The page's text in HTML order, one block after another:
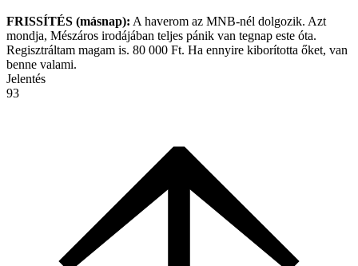
FRISSÍTÉS (másnap): A haverom az MNB-nél dolgozik. Azt
mondja, Mészáros irodájában teljes pánik van tegnap este óta.
Regisztráltam magam is. 80 000 Ft. Ha ennyire kiborította őket, van
benne valami.
Jelentés
93